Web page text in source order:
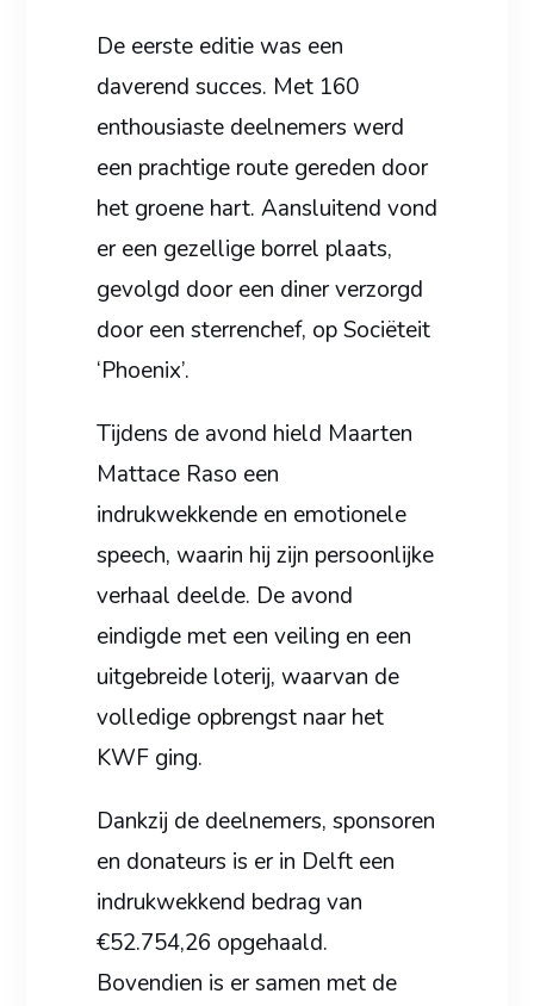
De eerste editie was een
daverend succes. Met 160
enthousiaste deelnemers werd
een prachtige route gereden door
het groene hart. Aansluitend vond
er een gezellige borrel plaats,
gevolgd door een diner verzorgd
door een sterrenchef, op Sociëteit
‘Phoenix’.
Tijdens de avond hield Maarten
Mattace Raso een
indrukwekkende en emotionele
speech, waarin hij zijn persoonlijke
verhaal deelde. De avond
eindigde met een veiling en een
uitgebreide loterij, waarvan de
volledige opbrengst naar het
KWF ging.
Dankzij de deelnemers, sponsoren
en donateurs is er in Delft een
indrukwekkend bedrag van
€52.754,26 opgehaald.
Bovendien is er samen met de